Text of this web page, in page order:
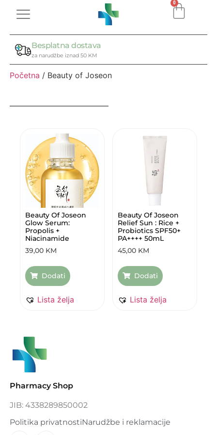
0
Besplatna dostava
za narudžbe iznad 50 KM
Početna / Beauty of Joseon
Beauty Of Joseon
Glow Serum:
Propolis +
Niacinamide
39,00 KM
Dodati
Lista želja
Beauty Of Joseon
Relief Sun : Rice +
Probiotics SPF50+
PA++++ 50mL
45,00 KM
Dodati
Lista želja
Pharmacy Shop
JIB: 4338289850002
Politika privatnostiNarudžbe i reklamacije